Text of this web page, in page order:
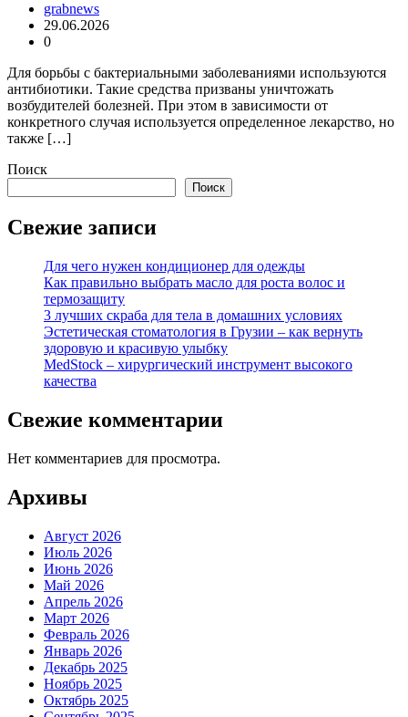
grabnews
29.06.2026
0
Для борьбы с бактериальными заболеваниями используются
антибиотики. Такие средства призваны уничтожать
возбудителей болезней. При этом в зависимости от
конкретного случая используется определенное лекарство, но
также […]
Поиск
Поиск
Свежие записи
Для чего нужен кондиционер для одежды
Как правильно выбрать масло для роста волос и
термозащиту
3 лучших скраба для тела в домашних условиях
Эстетическая стоматология в Грузии – как вернуть
здоровую и красивую улыбку
MedStock – хирургический инструмент высокого
качества
Свежие комментарии
Нет комментариев для просмотра.
Архивы
Август 2026
Июль 2026
Июнь 2026
Май 2026
Апрель 2026
Март 2026
Февраль 2026
Январь 2026
Декабрь 2025
Ноябрь 2025
Октябрь 2025